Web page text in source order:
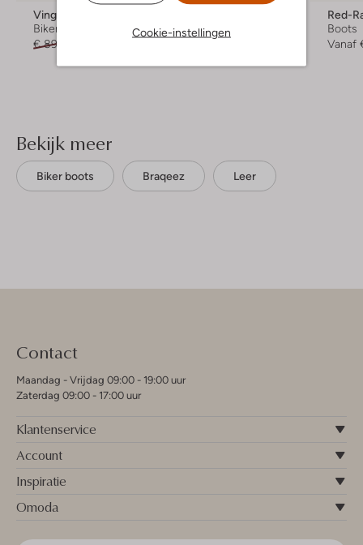
Cookie-instellingen
Vingino
Biker boots
€ 89,95
Biker boots
Red-
Boots
Vanaf
Bekijk meer
Biker boots Braqeez Leer
Contact
Maandag - Vrijdag 09:00 - 19:00 uur
Zaterdag 09:00 - 17:00 uur
Klantenservice
Account
Inspiratie
Omoda